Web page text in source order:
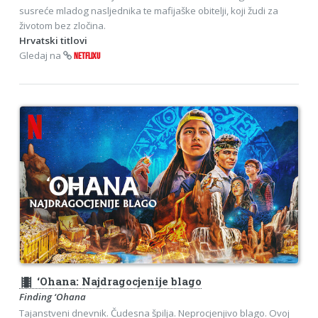
susreće mladog nasljednika te mafijaške obitelji, koji žudi za
životom bez zločina.
Hrvatski titlovi
Gledaj na
NETFLIXU
theaters ‘Ohana: Najdragocjenije blago
Finding ‘Ohana
Tajanstveni dnevnik. Čudesna špilja. Neprocjenjivo blago. Ovoj